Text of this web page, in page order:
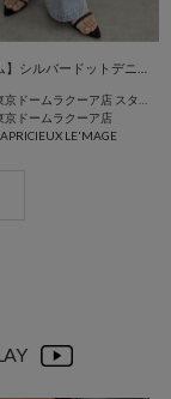
京ドームラクーア店
LE'MAGE